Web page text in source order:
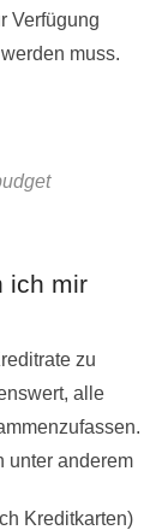
Verfügung
muss.
ich mir
zu
alle
unter anderem
Kreditkarten)